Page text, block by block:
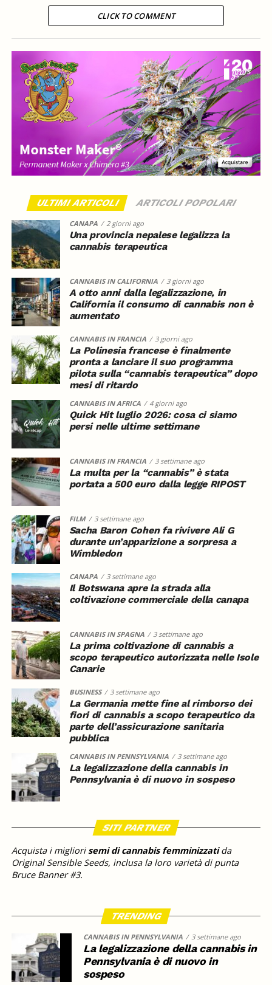
CLICK TO COMMENT
ULTIMI ARTICOLI ARTICOLI POPOLARI
CANAPA 2 giorni ago
Una provincia nepalese legalizza la
cannabis terapeutica
CANNABIS IN CALIFORNIA 3 giorni ago
A otto anni dalla legalizzazione, in
California il consumo di cannabis non è
aumentato
CANNABIS IN FRANCIA 3 giorni ago
La Polinesia francese è finalmente
pronta a lanciare il suo programma
pilota sulla “cannabis terapeutica” dopo
mesi di ritardo
CANNABIS IN AFRICA 4 giorni ago
Quick Hit luglio 2026: cosa ci siamo
persi nelle ultime settimane
CANNABIS IN FRANCIA 3 settimane ago
La multa per la “cannabis” è stata
portata a 500 euro dalla legge RIPOST
FILM 3 settimane ago
Sacha Baron Cohen fa rivivere Ali G
durante un’apparizione a sorpresa a
Wimbledon
CANAPA 3 settimane ago
Il Botswana apre la strada alla
coltivazione commerciale della canapa
CANNABIS IN SPAGNA 3 settimane ago
La prima coltivazione di cannabis a
scopo terapeutico autorizzata nelle Isole
Canarie
BUSINESS 3 settimane ago
La Germania mette fine al rimborso dei
fiori di cannabis a scopo terapeutico da
parte dell’assicurazione sanitaria
pubblica
CANNABIS IN PENNSYLVANIA 3 settimane ago
La legalizzazione della cannabis in
Pennsylvania è di nuovo in sospeso
SITI PARTNER
Acquista i migliorisemi di cannabis femminizzatida
Original Sensible Seeds, inclusa la loro varietà di punta
Bruce Banner #3.
TRENDING
CANNABIS IN PENNSYLVANIA 3 settimane ago
La legalizzazione della cannabis in
Pennsylvania è di nuovo in
sospeso